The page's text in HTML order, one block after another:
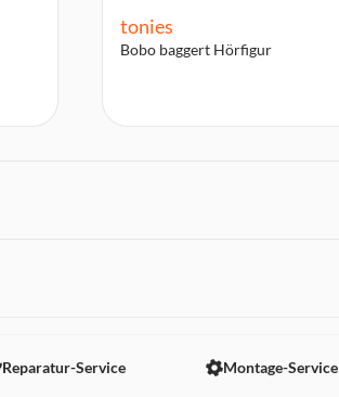
tonies
Bobo baggert Hörfigur
Reparatur-Service Montage-Service